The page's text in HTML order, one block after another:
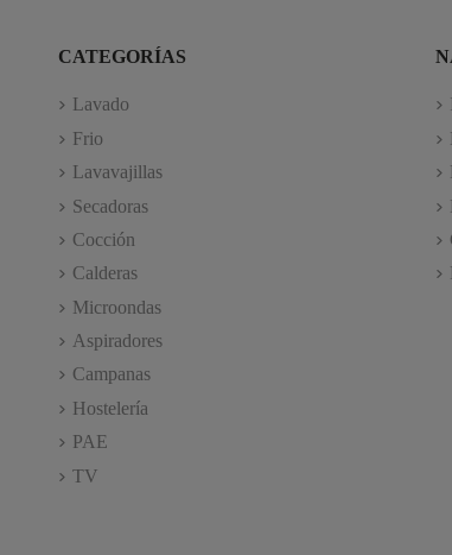
CATEGORÍAS
Lavado
Frio
Lavavajillas
Secadoras
Cocción
Calderas
Microondas
Aspiradores
Campanas
Hostelería
PAE
TV